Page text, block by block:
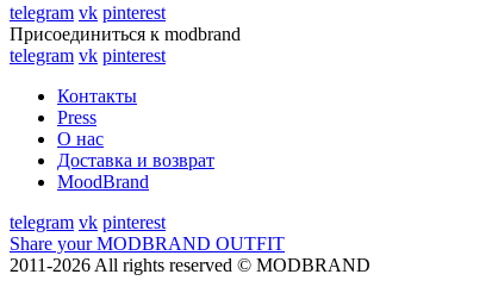
telegram vk pinterest
Присоединиться к modbrand
telegram vk pinterest
Контакты
Press
О нас
Доставка и возврат
MoodBrand
telegram vk pinterest
Share your MODBRAND OUTFIT
2011-2026 All rights reserved © MODBRAND